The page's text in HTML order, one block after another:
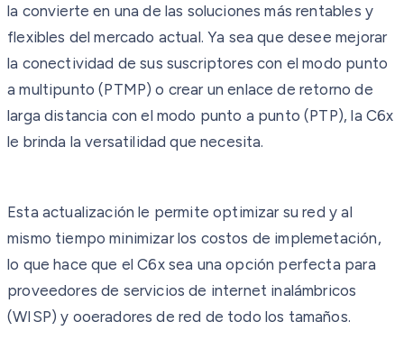
la convierte en una de las soluciones más rentables y
flexibles del mercado actual. Ya sea que desee mejorar
la conectividad de sus suscriptores con el modo punto
a multipunto (PTMP) o crear un enlace de retorno de
larga distancia con el modo punto a punto (PTP), la C6x
le brinda la versatilidad que necesita.
Esta actualización le permite optimizar su red y al
mismo tiempo minimizar los costos de implemetación,
lo que hace que el C6x sea una opción perfecta para
proveedores de servicios de internet inalámbricos
(WISP) y ooeradores de red de todo los tamaños.